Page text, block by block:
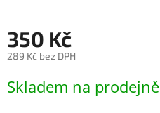
350 Kč
289 Kč bez DPH
cena:
Skladem na prodejně